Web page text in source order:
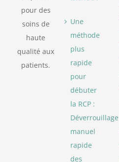
pour des
soins de
haute
qualité aux
patients.
Une
méthode
plus
rapide
pour
débuter
la RCP :
Déverrouillage
manuel
rapide
des